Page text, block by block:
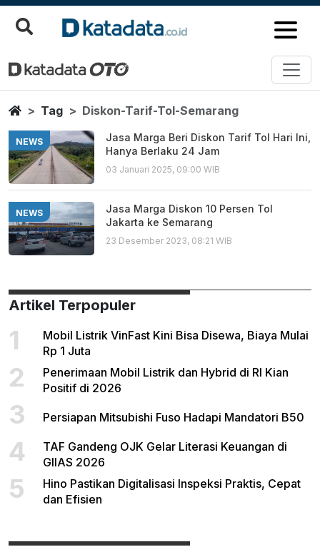
Diskon Tarif Tol Semarang
Berita Terbaru
HomeTag Diskon-Tarif-Tol-Semarang
NEWS
Jasa Marga Beri Diskon Tarif Tol Hari Ini,
Hanya Berlaku 24 Jam
03 Januari 2025, 09:00 WIB
NEWS
Jasa Marga Diskon 10 Persen Tol
Jakarta ke Semarang
23 Desember 2023, 08:21 WIB
Artikel Terpopuler
1
Mobil Listrik VinFast Kini Bisa Disewa, Biaya Mulai
Rp 1 Juta
2
Penerimaan Mobil Listrik dan Hybrid di RI Kian
Positif di 2026
3 Persiapan Mitsubishi Fuso Hadapi Mandatori B50
4
TAF Gandeng OJK Gelar Literasi Keuangan di
GIIAS 2026
5
Hino Pastikan Digitalisasi Inspeksi Praktis, Cepat
dan Efisien